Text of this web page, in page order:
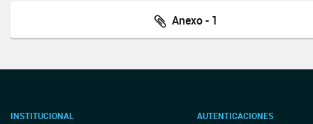
Anexo - 1
INSTITUCIONAL AUTENTICACIONES